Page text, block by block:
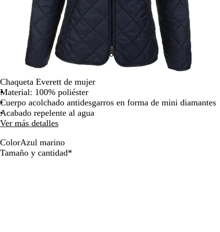
las
teclas
flechas
para
arrastrar
Chaqueta Everett de mujer
Material: 100% poliéster
Cuerpo acolchado antidesgarros en forma de mini diamantes
Acabado repelente al agua
Ver más detalles
ColorAzul marino
A
Tamaño y cantidad*